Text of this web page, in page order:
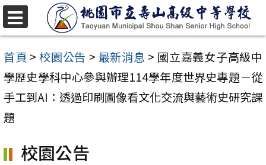
跳
至
主
要
內
容
首頁 > 校園公告 > 最新消息 > 國立嘉義女子高級中
學歷史學科中心參與辦理114學年度世界史專題－從
手工到AI：透過印刷圖像看文化交流與藝術史研究課
題
校園公告
選
單